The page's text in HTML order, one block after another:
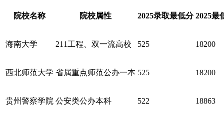
院校名称 院校属性 2025录取最低分 2025最
海南大学 211工程、双一流高校 525 18200
西北师范大学 省属重点师范公办一本 525 18200
贵州警察学院 公安类公办本科 522 18863